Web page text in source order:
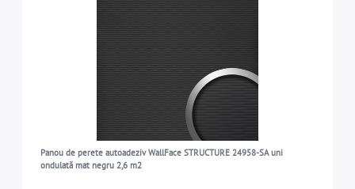
Panou de perete autoadeziv WallFace STRUCTURE 24958-SA uni
ondulată mat negru 2,6 m2